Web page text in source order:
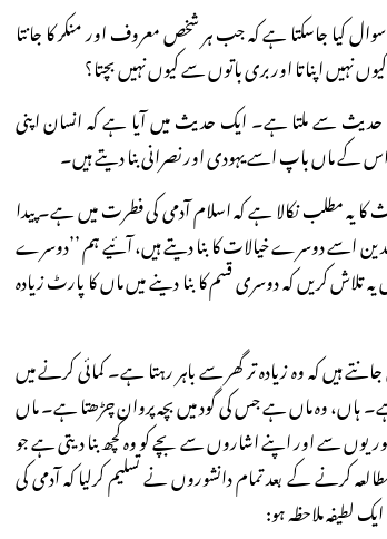
کیا جاسکتا ہے کہ جب ہر شخص معروف اور منکر کا جانتا
نہیں اپناتا اور بری باتوں سے کیوں نہیں بچتا؟
سے ملتا ہے۔ ایک حدیث میں آیا ہے کہ انسان اپنی
کے ماں باپ اسے یہودی اور نصرانی بنا دیتے ہیں۔
یہ مطلب نکالا ہے کہ اسلام آدمی کی فطرت میں ہے۔ پیدا
اسے دوسرے خیالات کا بنا دیتے ہیں، آئیے ہم ’’دوسرے
یہ تلاش کریں کہ دوسری قسم کا بنا دینے میں ماں کا پارٹ زیادہ
ہیں کہ وہ زیادہ تر گھر سے باہر رہتا ہے۔ کمائی کرنے میں
ہے۔ ہاں، وہ ماں ہے جس کی گود میں بچہ پروان چڑھتا ہے۔ ماں
سے اور اپنے اشاروں سے بچے کو وہ کچھ بنا دیتی ہے جو
کرنے کے بعد تمام دانشوروں نے تسلیم کرلیا کہ آدمی کی
لطیفہ ملاحظہ ہو: